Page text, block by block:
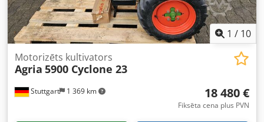
1 / 10
Stuttgart 1 369 km
Motorizēts kultivators
Agria 5900 Cyclone 23
18 480 €
Fiksēta cena plus PVN